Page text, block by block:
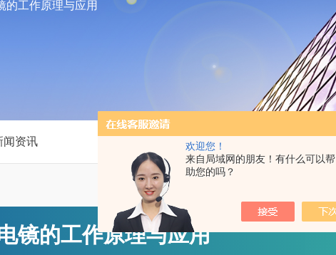
欢迎您！
来自局域网的朋友！有什么可以帮
助您的吗？
的工作原理与应用
闻资讯
镜的工作原理与应用